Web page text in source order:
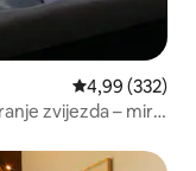
Prosječna
4,99 (332)
zvijezda – mir –